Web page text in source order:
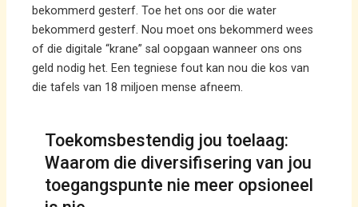
bekommerd gesterf. Toe het ons oor die water
bekommerd gesterf. Nou moet ons bekommerd wees
of die digitale “krane” sal oopgaan wanneer ons ons
geld nodig het. Een tegniese fout kan nou die kos van
die tafels van 18 miljoen mense afneem.
Toekomsbestendig jou toelaag:
Waarom die diversifisering van jou
toegangspunte nie meer opsioneel